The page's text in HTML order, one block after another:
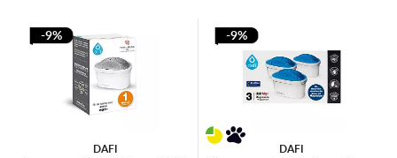
-9%
DAFI
-9%
DAFI